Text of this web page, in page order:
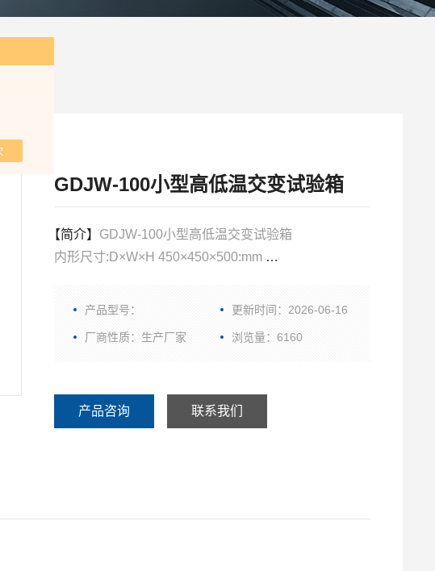
GDJW-100小型高低温交变试验箱
【简介】 GDJW-100小型高低温交变试验箱
内形尺寸:D×W×H 450×450×500:mm
温度范围：-20℃～150℃、-40℃～150℃、-60℃～
产品型号： 更新时间：2026-06-16
厂商性质：生产厂家 浏览量：6160
产品咨询 联系我们